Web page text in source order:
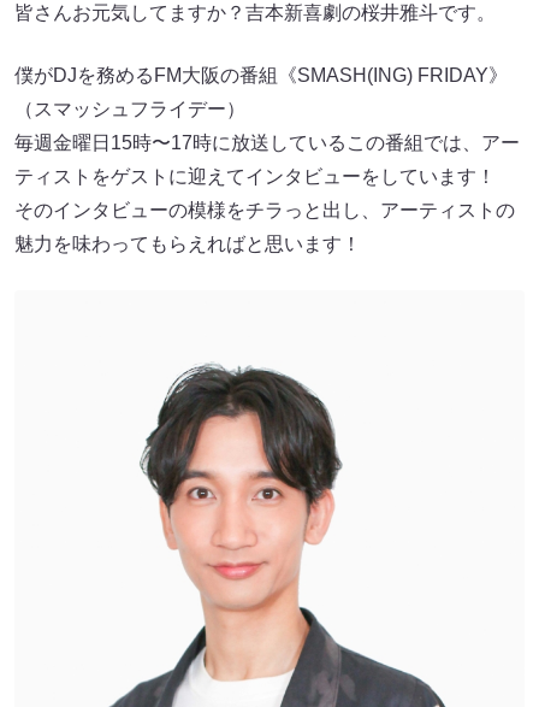
皆さんお元気してますか？吉本新喜劇の桜井雅斗です。
僕がDJを務めるFM大阪の番組《SMASH(ING) FRIDAY》
（スマッシュフライデー）
毎週金曜日15時〜17時に放送しているこの番組では、アー
ティストをゲストに迎えてインタビューをしています！
そのインタビューの模様をチラっと出し、アーティストの
魅力を味わってもらえればと思います！